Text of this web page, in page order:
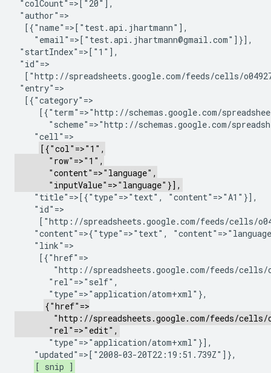
"colCount"=>["20"],
"author"=>
  [{"name"=>["test.api.jhartmann"],
    "email"=>["test.api.jhartmann@gmail.com"]}],
"startIndex"=>["1"],
"id"=>
["http://spreadsheets.google.com/feeds/cells/
"entry"=>
  [{"category"=>
[{"term"=>"http://schemas.google.com/
"scheme"=>"http://schemas.google.com/
    "cell"=>
[{"col"=>"1",
       "row"=>"1",
       "content"=>"language",
       "inputValue"=>"language"}],
    "title"=>[{"type"=>"text", "content"=>"A1"}],
    "id"=>
["http://spreadsheets.google.com/feeds/cells/
"content"=>{"type"=>"text",
    "link"=>
     [{"href"=>
"http://spreadsheets.google.com/feeds/
       "rel"=>"self",
       "type"=>"application/atom+xml"},
{"href"=>
"http://spreadsheets.google.com/feeds/
       "rel"=>"edit",
       "type"=>"application/atom+xml"}],
    "updated"=>["2008-03-20T22:19:51.739Z"]},
[ snip ]